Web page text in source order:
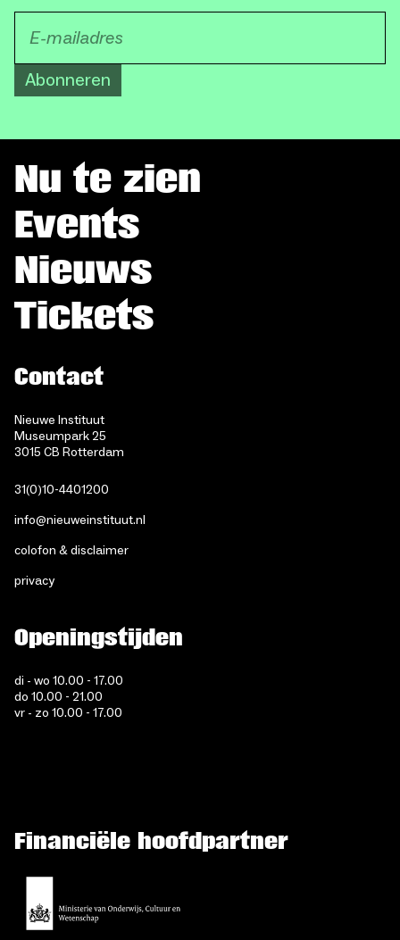
Abonneren
Nu te zien
Events
Nieuws
Tickets
Contact
Nieuwe Instituut
Museumpark 25
3015 CB Rotterdam
31(0)10-4401200
info@nieuweinstituut.nl
colofon & disclaimer
privacy
Openingstijden
di - wo 10.00 - 17.00
do 10.00 - 21.00
vr - zo 10.00 - 17.00
Financiële hoofdpartner